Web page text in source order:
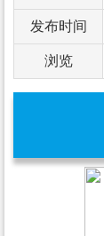
发布时间
浏览